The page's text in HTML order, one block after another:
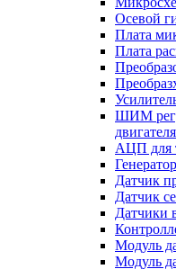
Осевой
Плата
Плата
ШИМ
двигателя
АЦП для
Датчик
Датчик
Датчики
Модуль
Модуль